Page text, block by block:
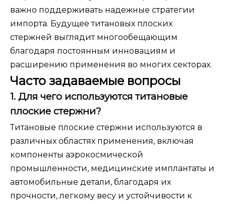
важно поддерживать надежные стратегии
импорта. Будущее титановых плоских
стержней выглядит многообещающим
благодаря постоянным инновациям и
расширению применения во многих секторах.
Часто задаваемые вопросы
1. Для чего используются титановые
плоские стержни?
Титановые плоские стержни используются в
различных областях применения, включая
компоненты аэрокосмической
промышленности, медицинские имплантаты и
автомобильные детали, благодаря их
прочности, легкому весу и устойчивости к